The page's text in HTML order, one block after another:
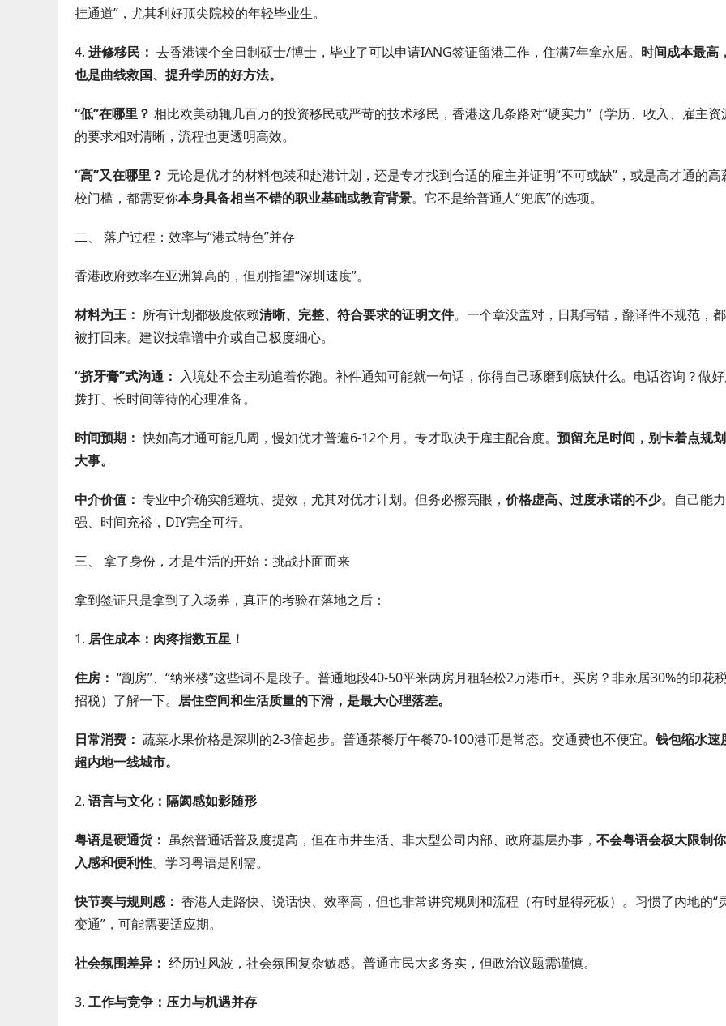
挂通道”，尤其利好顶尖院校的年轻毕业生。
4. 进修移民： 去香港读个全日制硕士/博士，毕业了可以申请IANG签证留港工作，住满7年拿永居。 时间成本最高
也是曲线救国、提升学历的好方法。
“低”在哪里？ 相比欧美动辄几百万的投资移民或严苛的技术移民，香港这几条路对“硬实力”（学历、收入、雇主资
的要求相对清晰，流程也更透明高效。
“高”又在哪里？ 无论是优才的材料包装和赴港计划，还是专才找到合适的雇主并证明“不可或缺”，或是高才通的
校门槛，都需要你本身具备相当不错的职业基础或教育背景。它不是给普通人“兜底”的选项。
二、 落户过程：效率与“港式特色”并存
香港政府效率在亚洲算高的，但别指望“深圳速度”。
材料为王： 所有计划都极度依赖清晰、完整、符合要求的证明文件。一个章没盖对，日期写错，翻译件不规范，
被打回来。建议找靠谱中介或自己极度细心。
“挤牙膏”式沟通： 入境处不会主动追着你跑。补件通知可能就一句话，你得自己琢磨到底缺什么。电话咨询？做
拨打、长时间等待的心理准备。
时间预期： 快如高才通可能几周，慢如优才普遍6-12个月。专才取决于雇主配合度。 预留充足时间，别卡着点规
大事。
中介价值： 专业中介确实能避坑、提效，尤其对优才计划。但务必擦亮眼， 价格虚高、过度承诺的不少。自己能
强、时间充裕，DIY完全可行。
三、 拿了身份，才是生活的开始：挑战扑面而来
拿到签证只是拿到了入场券，真正的考验在落地之后：
1. 居住成本：肉疼指数五星！
住房： “劏房”、“纳米楼”这些词不是段子。普通地段40-50平米两房月租轻松2万港币+。买房？非永居30%的印花
招税）了解一下。 居住空间和生活质量的下滑，是最大心理落差。
日常消费： 蔬菜水果价格是深圳的2-3倍起步。普通茶餐厅午餐70-100港币是常态。交通费也不便宜。 钱包缩水速
超内地一线城市。
2. 语言与文化：隔阂感如影随形
粤语是硬通货： 虽然普通话普及度提高，但在市井生活、非大型公司内部、政府基层办事， 不会粤语会极大限制
入感和便利性。学习粤语是刚需。
快节奏与规则感： 香港人走路快、说话快、效率高，但也非常讲究规则和流程（有时显得死板）。习惯了内地的“
变通”，可能需要适应期。
社会氛围差异： 经历过风波，社会氛围复杂敏感。普通市民大多务实，但政治议题需谨慎。
3. 工作与竞争：压力与机遇并存